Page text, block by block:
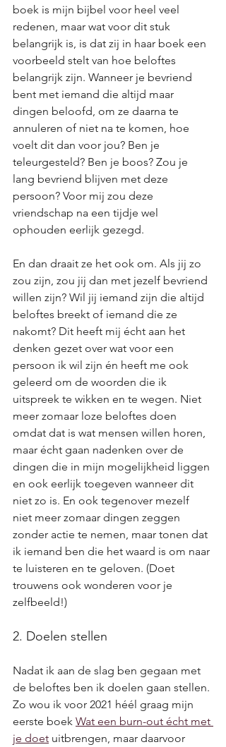
boek is mijn bijbel voor heel veel
redenen, maar wat voor dit stuk
belangrijk is, is dat zij in haar boek een
voorbeeld stelt van hoe beloftes
belangrijk zijn. Wanneer je bevriend
bent met iemand die altijd maar
dingen beloofd, om ze daarna te
annuleren of niet na te komen, hoe
voelt dit dan voor jou? Ben je
teleurgesteld? Ben je boos? Zou je
lang bevriend blijven met deze
persoon? Voor mij zou deze
vriendschap na een tijdje wel
ophouden eerlijk gezegd.
En dan draait ze het ook om. Als jij zo
zou zijn, zou jij dan met jezelf bevriend
willen zijn? Wil jij iemand zijn die altijd
beloftes breekt of iemand die ze
nakomt? Dit heeft mij écht aan het
denken gezet over wat voor een
persoon ik wil zijn én heeft me ook
geleerd om de woorden die ik
uitspreek te wikken en te wegen. Niet
meer zomaar loze beloftes doen
omdat dat is wat mensen willen horen,
maar écht gaan nadenken over de
dingen die in mijn mogelijkheid liggen
en ook eerlijk toegeven wanneer dit
niet zo is. En ook tegenover mezelf
niet meer zomaar dingen zeggen
zonder actie te nemen, maar tonen dat
ik iemand ben die het waard is om naar
te luisteren en te geloven. (Doet
trouwens ook wonderen voor je
zelfbeeld!)
2. Doelen stellen
Nadat ik aan de slag ben gegaan met
de beloftes ben ik doelen gaan stellen.
Zo wou ik voor 2021 héél graag mijn
eerste boek Wat een burn-out écht met
je doet uitbrengen, maar daarvoor